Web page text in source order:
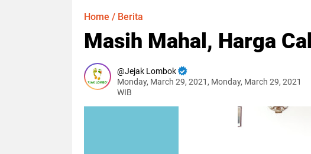
Home / Berita
Masih Mahal, Harga
Jejak Lombok
Monday, March 29, 2021, Monday, March 29, 2021
WIB